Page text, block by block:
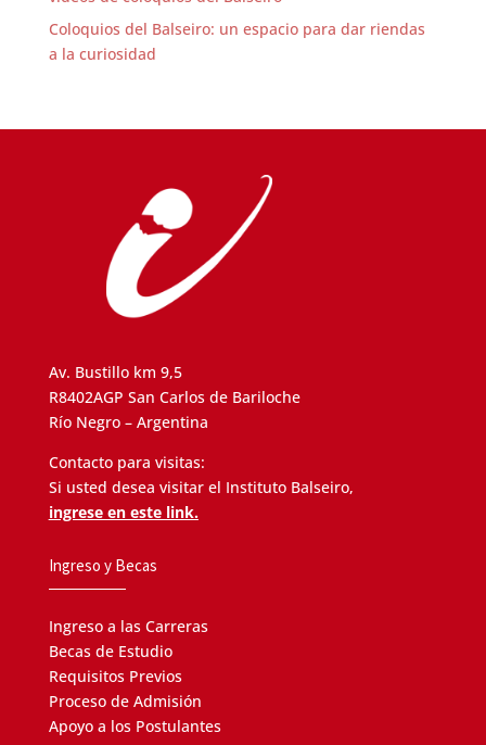
Coloquios del Balseiro: un espacio para dar riendas
a la curiosidad
Av. Bustillo km 9,5
R8402AGP San Carlos de Bariloche
Río Negro – Argentina
Contacto para visitas:
Si usted desea visitar el Instituto Balseiro,
ingrese en este link.
Ingreso y Becas
Ingreso a las Carreras
Becas de Estudio
Requisitos Previos
Proceso de Admisión
Apoyo a los Postulantes